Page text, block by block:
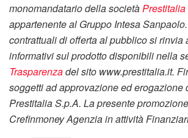
monomandatario della societàPrestitalia
appartenente al Gruppo Intesa
contrattuali di offerta al pubblico si rinvia
informativi sul prodotto disponibili nella
Trasparenzadel sito www.prestitalia.it.
soggetti ad approvazione ed erogazione
Prestitalia S.p.A. La presente
Crefinmoney Agenzia in attività